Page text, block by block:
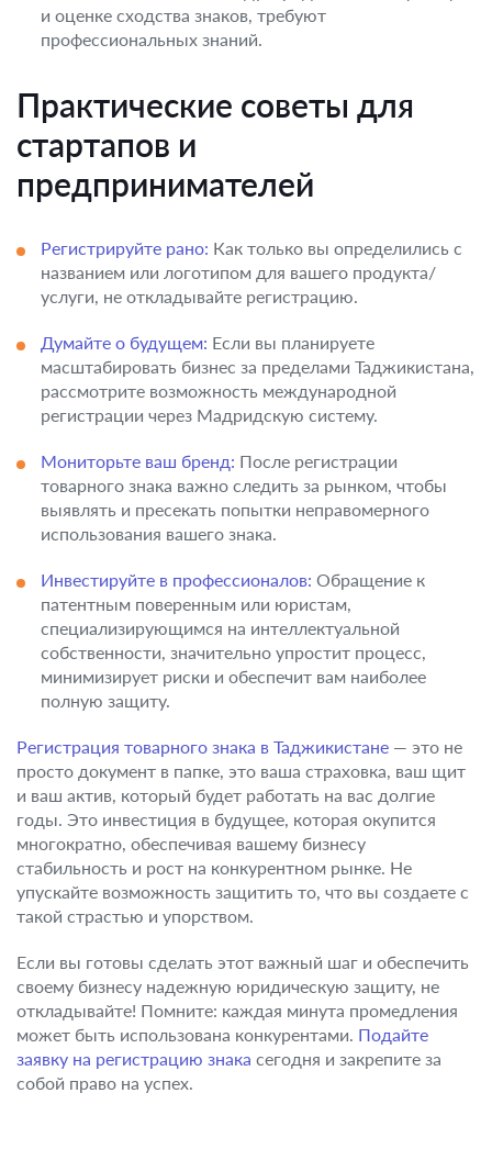
и оценке сходства знаков, требуют
профессиональных знаний.
Практические советы для
стартапов и
предпринимателей
Регистрируйте рано: Как только вы определились с
названием или логотипом для вашего продукта/
услуги, не откладывайте регистрацию.
Думайте о будущем: Если вы планируете
масштабировать бизнес за пределами Таджикистана,
рассмотрите возможность международной
регистрации через Мадридскую систему.
Мониторьте ваш бренд: После регистрации
товарного знака важно следить за рынком, чтобы
выявлять и пресекать попытки неправомерного
использования вашего знака.
Инвестируйте в профессионалов: Обращение к
патентным поверенным или юристам,
специализирующимся на интеллектуальной
собственности, значительно упростит процесс,
минимизирует риски и обеспечит вам наиболее
полную защиту.
Регистрация товарного знака в Таджикистане — это не
просто документ в папке, это ваша страховка, ваш щит
и ваш актив, который будет работать на вас долгие
годы. Это инвестиция в будущее, которая окупится
многократно, обеспечивая вашему бизнесу
стабильность и рост на конкурентном рынке. Не
упускайте возможность защитить то, что вы создаете с
такой страстью и упорством.
Если вы готовы сделать этот важный шаг и обеспечить
своему бизнесу надежную юридическую защиту, не
откладывайте! Помните: каждая минута промедления
может быть использована конкурентами. Подайте
заявку на регистрацию знака сегодня и закрепите за
собой право на успех.